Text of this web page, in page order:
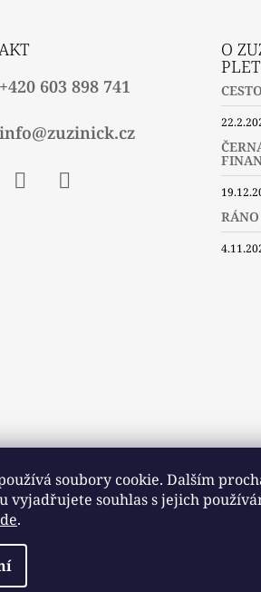
soubory cookie. Dalším
vyjadřujete souhlas s jejich
.
+420 603 898 741
info@zuzinick.cz
O